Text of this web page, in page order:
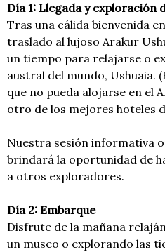
Día 1: Llegada y exploración
Tras una cálida bienvenida
traslado al lujoso Arakur
un tiempo para relajarse o
austral del mundo, Ushuaia.
que no pueda alojarse en el
otro de los mejores hoteles
Nuestra sesión informativa
brindará la oportunidad de
a otros exploradores.
Día 2: Embarque
Disfrute de la mañana
un museo o explorando las